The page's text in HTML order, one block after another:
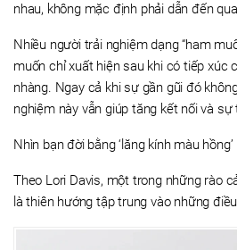
nhau, không mặc định phải dẫn đến
Nhiều người trải nghiệm dạng “ham
muốn chỉ xuất hiện sau khi có tiếp xúc
nhàng. Ngay cả khi sự gần gũi đó
nghiệm này vẫn giúp tăng kết nối và
Nhìn bạn đời bằng ‘lăng kính màu hồng’
Theo Lori Davis, một trong những rào
là thiên hướng tập trung vào những